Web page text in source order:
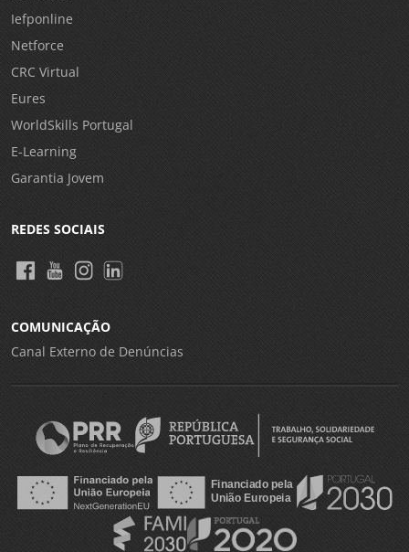
Iefponline
Netforce
CRC Virtual
Eures
WorldSkills Portugal
E-Learning
Garantia Jovem
REDES SOCIAIS
COMUNICAÇÃO
Canal Externo de Denúncias